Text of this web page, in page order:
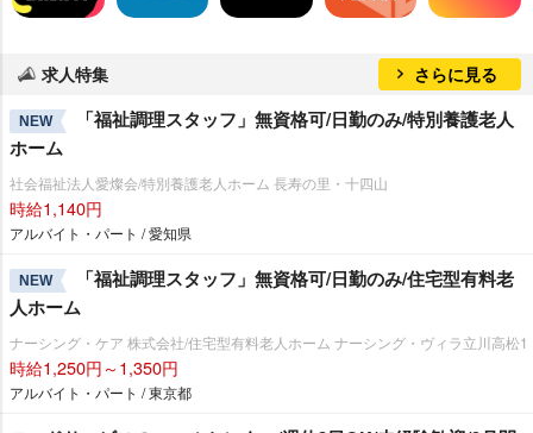
求人特集 さらに見る
NEW
「福祉調理スタッフ」無資格可/日勤のみ/特別養護老人
ホーム
社会福祉法人愛燦会/特別養護老人ホーム 長寿の里・十四山
時給1,140円
アルバイト・パート / 愛知県
NEW
「福祉調理スタッフ」無資格可/日勤のみ/住宅型有料老
人ホーム
ナーシング・ケア 株式会社/住宅型有料老人ホーム ナーシング・ヴィラ立川高松1
時給1,250円～1,350円
アルバイト・パート / 東京都